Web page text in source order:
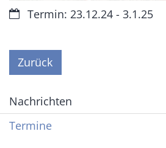
Datum:Termin: 23.12.24 - 3.1.25
Zurück
Nachrichten
Termine